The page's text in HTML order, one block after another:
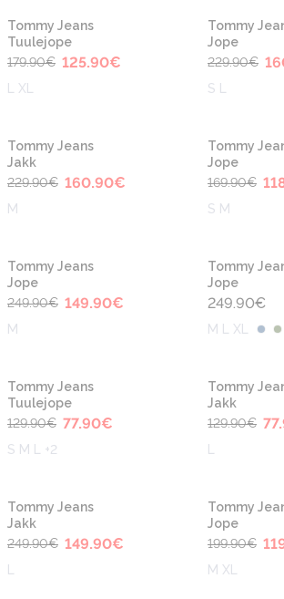
Tommy Jeans
Tuulejope
179.90€ 125.90€
L XL
Tommy
Jope
229.90€
S L
Tommy Jeans
Jakk
229.90€ 160.90€
M
Tommy
Jope
169.90€
S M
Tommy Jeans
Jope
249.90€ 149.90€
M
Tommy
Jope
249.90€
M L XL
Tommy Jeans
Tuulejope
129.90€ 77.90€
S M L +2
Tommy
Jakk
129.90€
Tommy Jeans
Jakk
249.90€ 149.90€
Tommy
Jope
199.90€
M XL